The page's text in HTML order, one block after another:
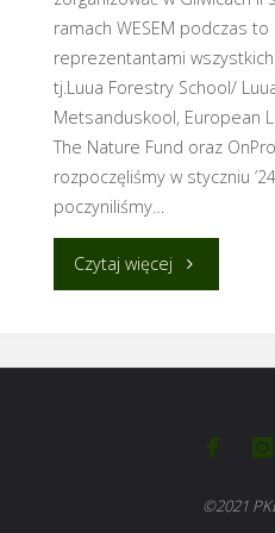
ramach WESEM podczas
reprezentantami
tj.Luua Forestry School/
Metsanduskool, European
The Nature Fund oraz
rozpoczęliśmy w styczniu
poczyniliśmy…
Czytaj więcej "II
projektowe
©2021